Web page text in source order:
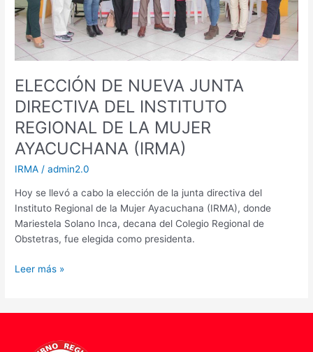
ELECCIÓN DE NUEVA JUNTA
DIRECTIVA DEL INSTITUTO
REGIONAL DE LA MUJER
AYACUCHANA (IRMA)
IRMA /admin2.0
Hoy se llevó a cabo la elección de la junta directiva del
Instituto Regional de la Mujer Ayacuchana (IRMA), donde
Mariestela Solano Inca, decana del Colegio Regional de
Obstetras, fue elegida como presidenta.
DE
LA
MUJER
AYACUCHANA
Leer más »